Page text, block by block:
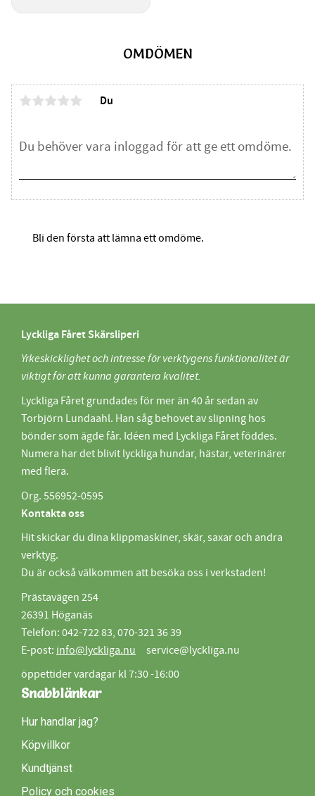
OMDÖMEN
Du
Bli den första att lämna ett omdöme.
Lyckliga Fåret Skärsliperi
Yrkeskicklighet och intresse för verktygens funktionalitet är
viktigt för att kunna garantera kvalitet.
Lyckliga Fåret grundades för mer än 40 år sedan av
Torbjörn Lundaahl. Han såg behovet av slipning hos
bönder som ägde får. Idéen med Lyckliga Fåret föddes.
Numera har det blivit lyckliga hundar, hästar, veterinärer
med flera.
Org. 556952-0595
Kontakta oss
Hit skickar du dina klippmaskiner, skär, saxar och andra
verktyg.
Du är också välkommen att besöka oss i verkstaden!
Prästavägen 254
26391 Höganäs
Telefon: 042-722 83, 070-321 36 39
E-post: info@lyckliga.nu service@lyckliga.nu
öppettider vardagar kl 7:30 -16:00
Snabblänkar
Hur handlar jag?
Köpvillkor
Kundtjänst
Policy och cookies